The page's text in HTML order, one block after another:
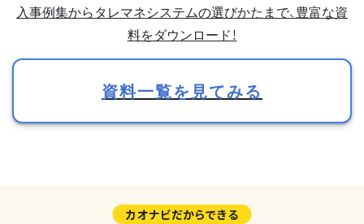
入事例集からタレマネシステムの選びかたまで、豊富な資
料をダウンロード！
資料一覧を見てみる
カオナビだからできる